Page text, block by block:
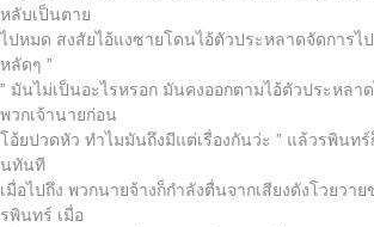
หลับเป็นตาย
ไปหมด สงสัยไอ้แงซายโดนไอ้ตัวประหลาดจัดการไ
หลัดๆ ”
” มันไม่เป็นอะไรหรอก มันคงออกตามไอ้ตัวประหลา
พวกเจ้านายก่อน
โอ้ยปวดหัว ทำไมมันถึงมีแต่เรื่องกันว่ะ ” แล้วรพินท
นทันที
เมื่อไปถึง พวกนายจ้างก็กำลังตื่นจากเสียงดังโวยวา
รพินทร์ เมื่อ